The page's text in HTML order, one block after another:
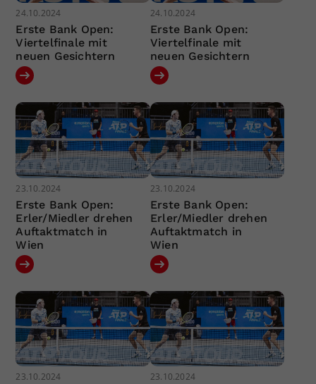
24.10.2024
Erste Bank Open:
Viertelfinale mit
neuen Gesichtern
24.10.2024
Erste Bank Open:
Viertelfinale mit
neuen Gesichtern
23.10.2024
Erste Bank Open:
Erler/Miedler drehen
Auftaktmatch in
Wien
23.10.2024
Erste Bank Open:
Erler/Miedler drehen
Auftaktmatch in
Wien
23.10.2024 23.10.2024